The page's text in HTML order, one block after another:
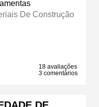
De Construção
18 avaliações
3 comentários
DE